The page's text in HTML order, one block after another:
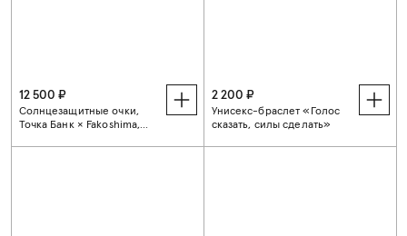
12 500 ₽
Солнцезащитные очки,
Точка Банк × Fakoshima,
2 200 ₽
Унисекс-браслет «Голос
сказать, силы сделать»